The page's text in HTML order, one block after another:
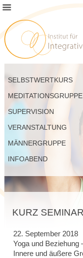
SELBSTWERTKURS
MEDITATIONSGRUPPE
SUPERVISION
VERANSTALTUNG
MÄNNERGRUPPE
INFOABEND
KURZ SEMINAR
22. September 2018
Yoga und Beziehung
Innere und äußere